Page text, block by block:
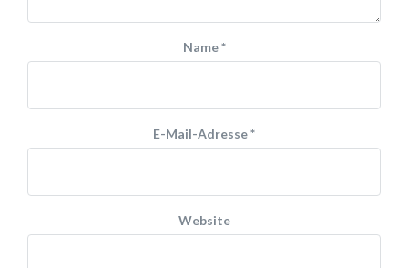
Name*
E-Mail-Adresse*
Website